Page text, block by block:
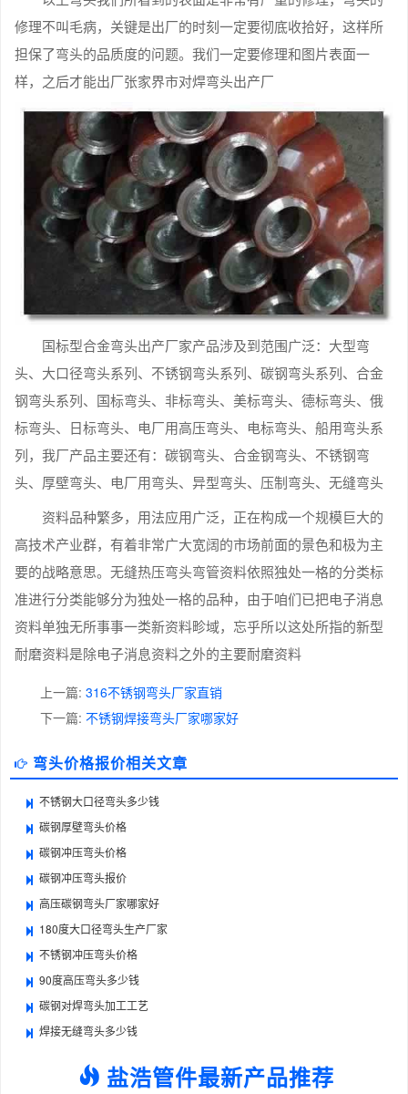
修理不叫毛病，关键是出厂的时刻一定要彻底收拾好，这样所
担保了弯头的品质度的问题。我们一定要修理和图片表面一
样，之后才能出厂张家界市对焊弯头出产厂
国标型合金弯头出产厂家产品涉及到范围广泛：大型弯
头、大口径弯头系列、不锈钢弯头系列、碳钢弯头系列、合金
钢弯头系列、国标弯头、非标弯头、美标弯头、德标弯头、俄
标弯头、日标弯头、电厂用高压弯头、电标弯头、船用弯头系
列，我厂产品主要还有：碳钢弯头、合金钢弯头、不锈钢弯
头、厚壁弯头、电厂用弯头、异型弯头、压制弯头、无缝弯头
资料品种繁多，用法应用广泛，正在构成一个规模巨大的
高技术产业群，有着非常广大宽阔的市场前面的景色和极为主
要的战略意思。无缝热压弯头弯管资料依照独处一格的分类标
准进行分类能够分为独处一格的品种，由于咱们已把电子消息
资料单独无所事事一类新资料畛域，忘乎所以这处所指的新型
耐磨资料是除电子消息资料之外的主要耐磨资料
上一篇: 316不锈钢弯头厂家直销
下一篇: 不锈钢焊接弯头厂家哪家好
弯头价格报价相关文章
不锈钢大口径弯头多少钱
碳钢厚壁弯头价格
碳钢冲压弯头价格
碳钢冲压弯头报价
高压碳钢弯头厂家哪家好
180度大口径弯头生产厂家
不锈钢冲压弯头价格
90度高压弯头多少钱
碳钢对焊弯头加工工艺
焊接无缝弯头多少钱
盐浩管件最新产品推荐